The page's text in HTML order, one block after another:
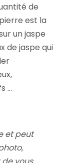
de
est la
un jaspe
de jaspe qui
...
et peut